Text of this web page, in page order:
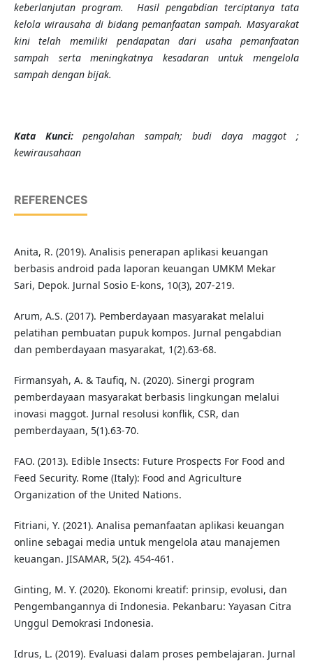
keberlanjutan program. Hasil pengabdian terciptanya tata
kelola wirausaha di bidang pemanfaatan sampah. Masyarakat
kini telah memiliki pendapatan dari usaha pemanfaatan
sampah serta meningkatnya kesadaran untuk mengelola
sampah dengan bijak.
Kata Kunci: pengolahan sampah; budi daya maggot;
kewirausahaan
REFERENCES
Anita, R. (2019). Analisis penerapan aplikasi keuangan
berbasis android pada laporan keuangan UMKM Mekar
Sari, Depok. Jurnal Sosio E-kons, 10(3), 207-219.
Arum, A.S. (2017). Pemberdayaan masyarakat melalui
pelatihan pembuatan pupuk kompos. Jurnal pengabdian
dan pemberdayaan masyarakat, 1(2).63-68.
Firmansyah, A. & Taufiq, N. (2020). Sinergi program
pemberdayaan masyarakat berbasis lingkungan melalui
inovasi maggot. Jurnal resolusi konflik, CSR, dan
pemberdayaan, 5(1).63-70.
FAO. (2013). Edible Insects: Future Prospects For Food and
Feed Security. Rome (Italy): Food and Agriculture
Organization of the United Nations.
Fitriani, Y. (2021). Analisa pemanfaatan aplikasi keuangan
online sebagai media untuk mengelola atau manajemen
keuangan. JISAMAR, 5(2). 454-461.
Ginting, M. Y. (2020). Ekonomi kreatif: prinsip, evolusi, dan
Pengembangannya di Indonesia. Pekanbaru: Yayasan Citra
Unggul Demokrasi Indonesia.
Idrus, L. (2019). Evaluasi dalam proses pembelajaran. Jurnal